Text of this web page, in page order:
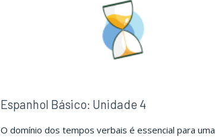
Espanhol Básico: Unidade 4
O domínio dos tempos verbais é essencial para uma